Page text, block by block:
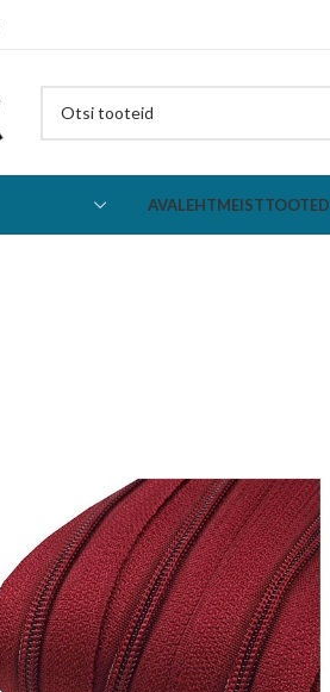
AVALEHTMEISTTOOTED